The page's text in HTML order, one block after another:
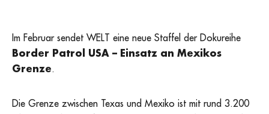
Im Februar sendet WELT eine neue Staffel der Dokureihe
Border Patrol USA – Einsatz an Mexikos
Grenze.
Die Grenze zwischen Texas und Mexiko ist mit rund 3.200